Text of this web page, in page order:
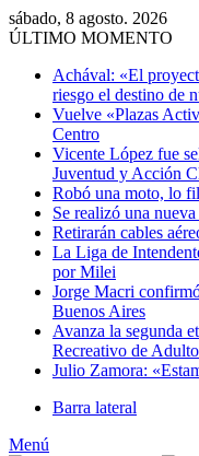
sábado, 8 agosto. 2026
ÚLTIMO MOMENTO
Achával: «El
riesgo el destino de
Vuelve «Plazas
Centro
Vicente López fue
Juventud y Acción
Robó una moto, lo
Se realizó una
Retirarán cables
La Liga de
por Milei
Jorge Macri
Buenos Aires
Avanza la segunda
Recreativo de
Julio Zamora:
Barra lateral
Menú